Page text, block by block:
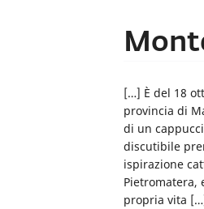
[…] È del 18
provincia di
di un
discutibile
ispirazione
Pietromatera,
propria vita